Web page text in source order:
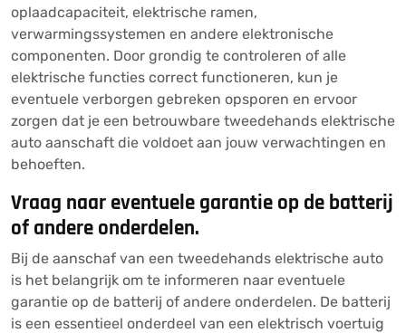
oplaadcapaciteit, elektrische ramen,
verwarmingssystemen en andere elektronische
componenten. Door grondig te controleren of alle
elektrische functies correct functioneren, kun je
eventuele verborgen gebreken opsporen en ervoor
zorgen dat je een betrouwbare tweedehands elektrische
auto aanschaft die voldoet aan jouw verwachtingen en
behoeften.
Vraag naar eventuele garantie op de batterij
of andere onderdelen.
Bij de aanschaf van een tweedehands elektrische auto
is het belangrijk om te informeren naar eventuele
garantie op de batterij of andere onderdelen. De batterij
is een essentieel onderdeel van een elektrisch voertuig